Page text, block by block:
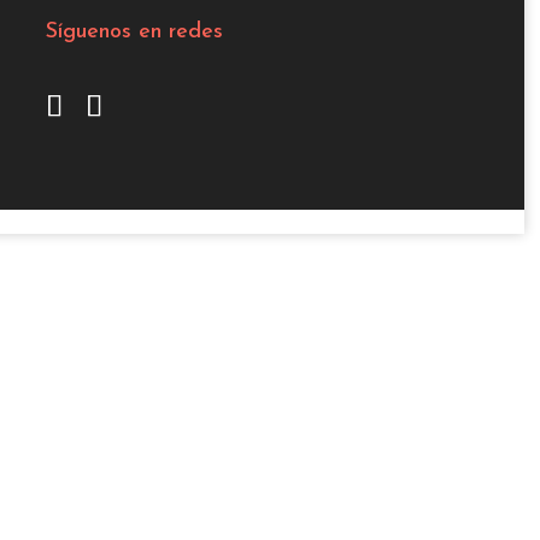
Síguenos en redes